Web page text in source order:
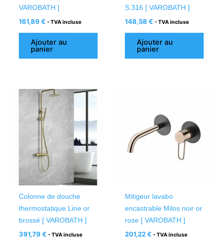
VAROBATH ]
161,89 € - TVA incluse
Ajouter au
panier
S.316 [ VAROBATH ]
148,58 € - TVA incluse
Ajouter au
panier
Colonne de douche
thermostatique Line or
brossé [ VAROBATH ]
391,79 € - TVA incluse
Mitigeur lavabo
encastrable Milos noir or
rose [ VAROBATH ]
201,22€ - TVA incluse